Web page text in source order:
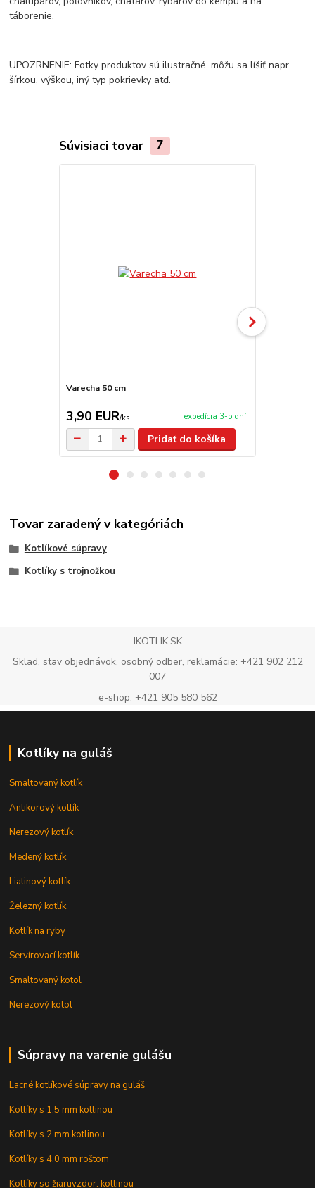
táborenie.
UPOZRNENIE: Fotky produktov sú ilustračné, môžu sa líšiť napr.
šírkou, výškou, iný typ pokrievky atď.
Súvisiaci tovar 7
Varecha 50 cm
3,90 EUR/ks expedícia 3-5 dní
Pridať do košíka
Tovar zaradený v kategóriách
Kotlíkové súpravy
Kotlíky s trojnožkou
IKOTLIK.SK
Sklad, stav objednávok, osobný odber, reklamácie: +421 902 212
007
e-shop: +421 905 580 562
Kotlíky na guláš
Smaltovaný kotlík
Antikorový kotlík
Nerezový kotlík
Medený kotlík
Liatinový kotlík
Železný kotlík
Kotlík na ryby
Servírovací kotlík
Smaltovaný kotol
Nerezový kotol
Súpravy na varenie gulášu
Lacné kotlíkové súpravy na guláš
Kotlíky s 1,5 mm kotlinou
Kotlíky s 2 mm kotlinou
Kotlíky s 4,0 mm roštom
Kotlíky so žiaruvzdor. kotlinou